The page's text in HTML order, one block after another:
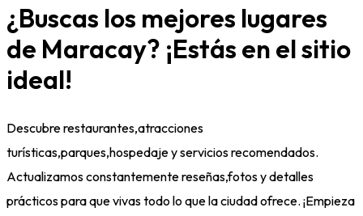
¿Buscas los mejores lugares
de Maracay? ¡Estás en el sitio
ideal!
Descubre restaurantes,atracciones
turísticas,parques,hospedaje y servicios recomendados.
Actualizamos constantemente reseñas,fotos y detalles
prácticos para que vivas todo lo que la ciudad ofrece. ¡Empieza